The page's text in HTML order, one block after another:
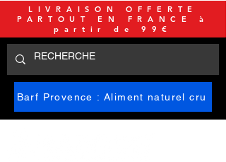
Barf Provence : Aliment naturel cru
LIVRAISON OFFERTE
PARTOUT EN FRANCE à
partir de 99€